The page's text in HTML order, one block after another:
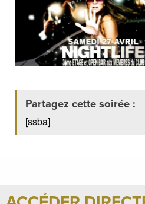
Partagez cette soirée :
[ssba]